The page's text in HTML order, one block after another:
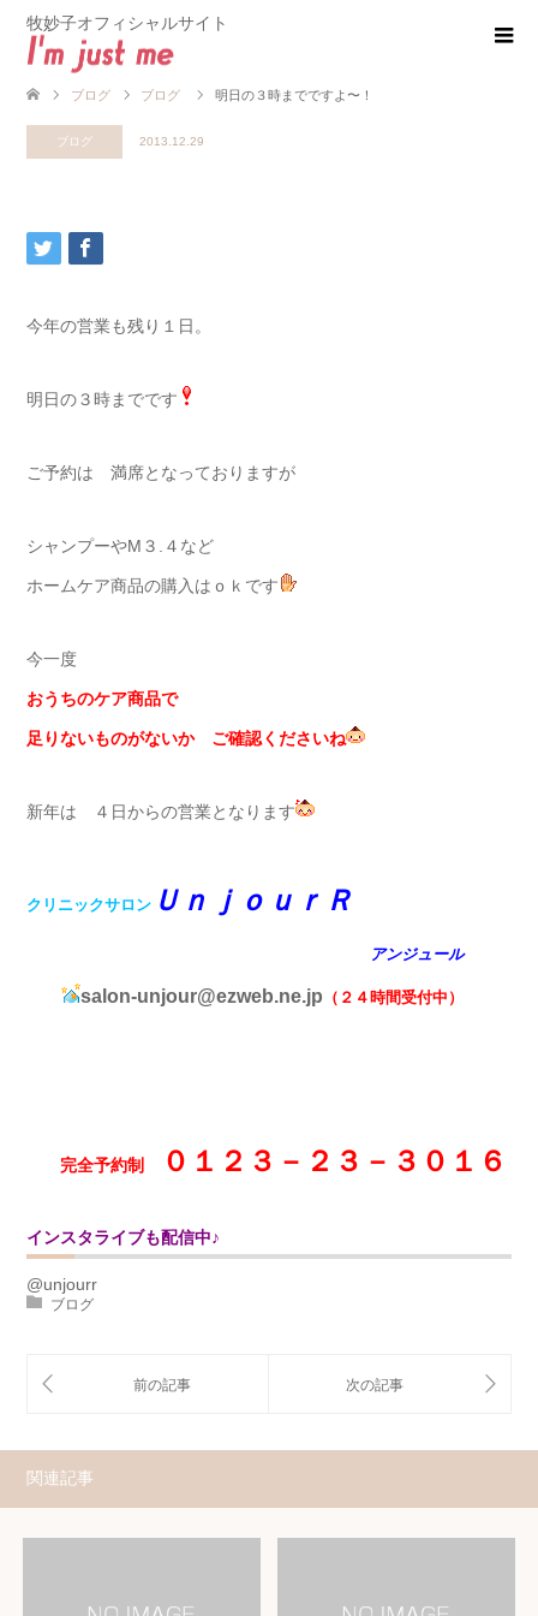
牧妙子オフィシャルサイト
ブログ ブログ 明日の３時までですよ〜！
ブログ 2013.12.29
今年の営業も残り１日。
明日の３時までです
ご予約は 満席となっておりますが
シャンプーやМ３.４など
ホームケア商品の購入はｏｋです
今一度
おうちのケア商品で
足りないものがないか ご確認くださいね
新年は ４日からの営業となります
クリニックサロン ＵｎｊｏｕｒＲ
アンジュール
salon-unjour@ezweb.ne.jp （２４時間受付中）
完全予約制 ０１２３－２３－３０１６
インスタライブも配信中♪
@unjourr
ブログ
関連記事